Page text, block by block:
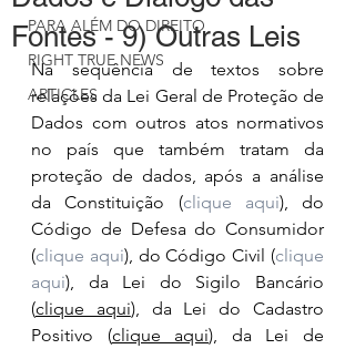
PARA ALÉM DO DIREITO
RIGHT TRUE NEWS
ARTICLES
Fontes - 9) Outras Leis
Na sequência de textos sobre
relações da Lei Geral de Proteção de
Dados com outros atos normativos
no país que também tratam da
proteção de dados, após a análise
da Constituição (clique aqui), do
Código de Defesa do Consumidor
(clique aqui), do Código Civil (clique
aqui), da Lei do Sigilo Bancário
(clique aqui), da Lei do Cadastro
Positivo (clique aqui), da Lei de